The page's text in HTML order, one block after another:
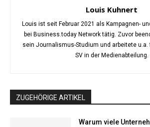
Louis Kuhnert
Louis ist seit Februar 2021 als Kampagnen-
bei Business.today Network tätig. Zuvor
sein Journalismus-Studium und arbeitete u.a.
SV in der Medienabteilung.
ZUGEHÖRIGE ARTIKEL
Warum viele